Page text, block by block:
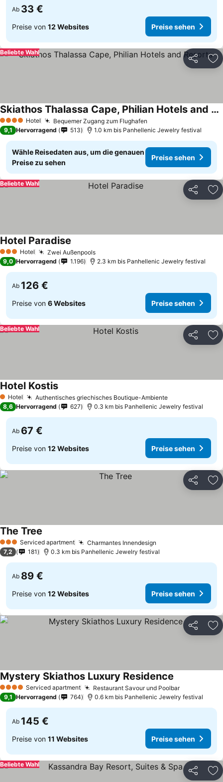
Ab 33 €
Preise von 12 Websites Preise sehen
Teilen
Beliebte Wahl
4 Sterne Hotel Bequemer Zugang zum Flughafen
Skiathos Thalassa Cape, Philian Hotels and Resorts
Preise sehen
9,1 Hervorragend 513 1.0 km bis Panhellenic Jewelry festival
Wähle Reisedaten aus, um die genauen
Preise zu sehen
Preise sehen
Teilen
Beliebte Wahl
3 SterneHotel Zwei AußenpoolsPreise sehen
Hotel Paradise
9,0 Hervorragend 1.196 2.3 km bis Panhellenic Jewelry festival
Ab 126 €
Preise von 6 Websites Preise sehen
Teilen
Beliebte Wahl
1 Sterne
Hotel Authentisches griechisches Boutique-AmbientePreise sehen
Hotel KostisPreise sehen
8,6 Hervorragend 627 0.3 km bis Panhellenic Jewelry festival
Ab 67 €
Preise von 12 Websites Preise sehen
Teilen
3 SterneServiced apartment Charmantes Innendesign
The Tree
7,2 181 0.3 km bis Panhellenic Jewelry festival
Ab 89 €
Preise von 12 Websites Preise sehen
Teilen
4 Sterne Serviced apartment Restaurant Savour und PoolbarPreise
Mystery Skiathos Luxury Residence
9,1 Hervorragend 764 0.6 km bis Panhellenic Jewelry festival
Ab 145 €
Preise von 11 Websites Preise sehen
Teilen
Beliebte Wahl